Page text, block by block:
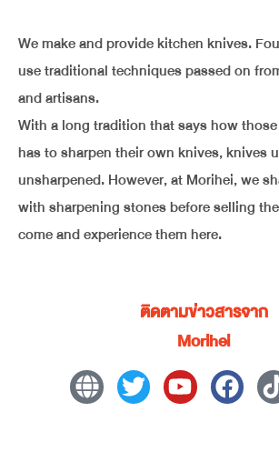
We make and provide kitchen knives.
use traditional techniques passed on
and artisans.
With a long tradition that says how
has to sharpen their own knives, knives
unsharpened. However, at Morihei, we
with sharpening stones before selling
come and experience them here.
ติดตามข่าวสารจาก
Morihei